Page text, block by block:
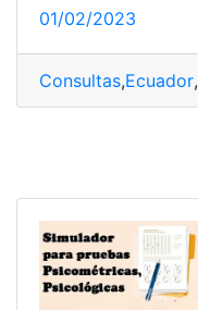
01/02/2023
Consultas,Ecuador,